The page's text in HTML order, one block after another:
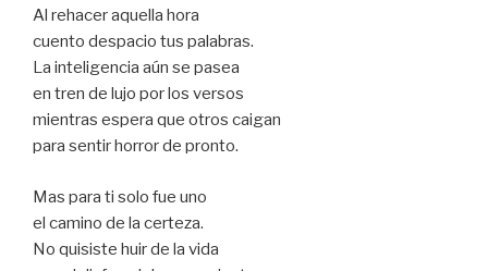
Al rehacer aquella hora
cuento despacio tus palabras.
La inteligencia aún se pasea
en tren de lujo por los versos
mientras espera que otros caigan
para sentir horror de pronto.
Mas para ti solo fue uno
el camino de la certeza.
No quisiste huir de la vida